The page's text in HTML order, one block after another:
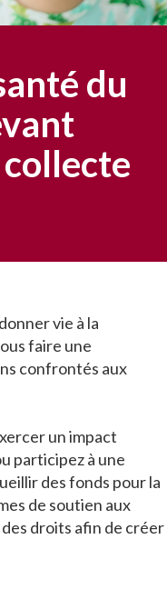
du
vie à la
faire une
confrontés aux
un impact
participez à une
des fonds pour la
de soutien aux
droits afin de créer